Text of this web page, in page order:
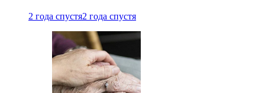
2 года спустя2 года спустя